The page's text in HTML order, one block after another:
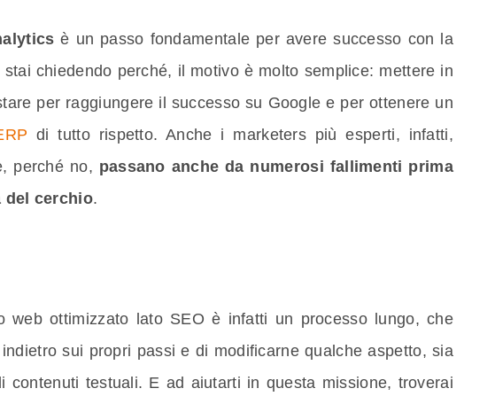
è un passo fondamentale per avere successo con la
chiedendo perché, il motivo è molto semplice: mettere in
per raggiungere il successo su Google e per ottenere un
di tutto rispetto. Anche i marketers più esperti, infatti,
perché no, passano anche da numerosi fallimenti prima
del cerchio.
web ottimizzato lato SEO è infatti un processo lungo, che
sui propri passi e di modificarne qualche aspetto, sia
contenuti testuali. E ad aiutarti in questa missione, troverai